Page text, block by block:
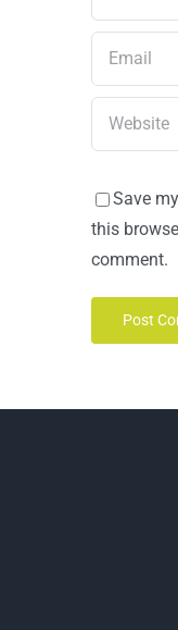
Save
this
comment.